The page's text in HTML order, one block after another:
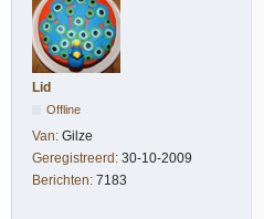
Lid
Offline
Van: Gilze
Geregistreerd: 30-10-2009
Berichten: 7183